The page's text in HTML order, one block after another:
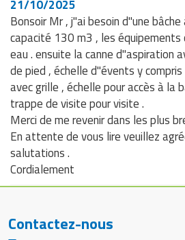
21/10/2025
Bonsoir Mr , j"ai besoin d"une bâche
capacité 130 m3 , les
eau . ensuite la canne d"aspiration
de pied , échelle d"évents y
avec grille , échelle pour accès à la
trappe de visite pour visite .
Merci de me revenir dans les plus
En attente de vous lire veuillez
salutations .
Cordialement
Contactez-nous